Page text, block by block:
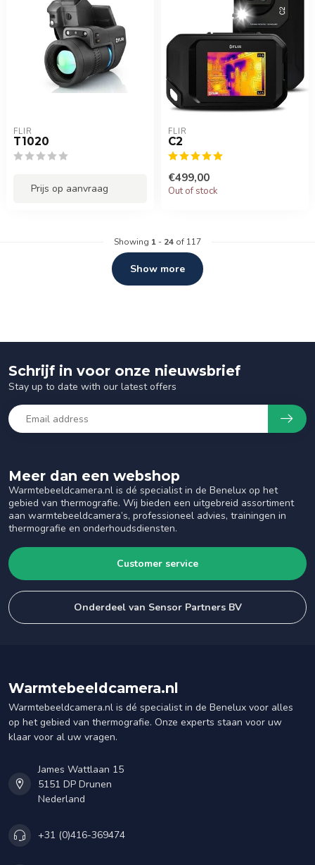
FLIR
T1020
Prijs op aanvraag
FLIR
C2
€499,00
Out of stock
Showing 1 - 24 of 117
Show more
Meer dan een webshop
Warmtebeeldcamera.nl is dé specialist in de Benelux op het
gebied van thermografie. Wij bieden een uitgebreid assortiment
aan warmtebeeldcamera’s, professioneel advies, trainingen in
thermografie en onderhoudsdiensten.
Customer service
Onderdeel van Sensor Partners BV
Schrijf in voor onze nieuwsbrief
Stay up to date with our latest offers
Warmtebeeldcamera.nl
Warmtebeeldcamera.nl is dé specialist in de Benelux voor alles
op het gebied van thermografie. Onze experts staan voor uw
klaar voor al uw vragen.
James Wattlaan 15
5151 DP Drunen
Nederland
+31 (0)416-369474